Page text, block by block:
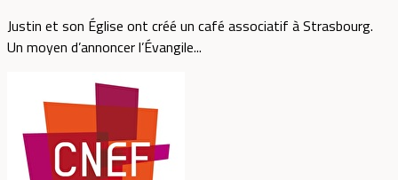
Justin et son Église ont créé un café associatif à Strasbourg.
Un moyen d’annoncer l’Évangile...